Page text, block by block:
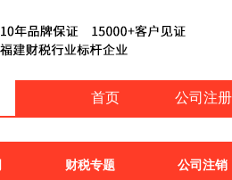
首页 公司注册
财税专题 公司注销